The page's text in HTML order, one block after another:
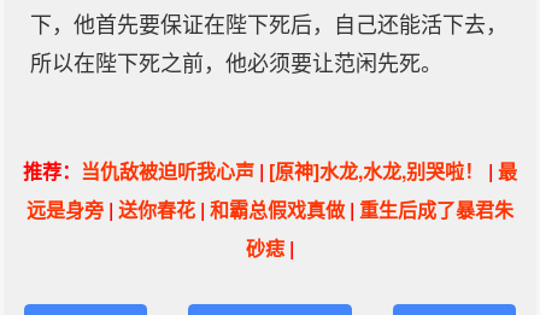
下，他首先要保证在陛下死后，自己还能活下去，
所以在陛下死之前，他必须要让范闲先死。
推荐： 当仇敌被迫听我心声 | [原神]水龙,水龙,别哭啦！ | 最
远是身旁 | 送你春花 | 和霸总假戏真做 | 重生后成了暴君朱
砂痣 |